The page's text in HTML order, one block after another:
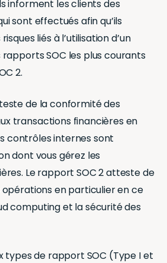
informent les clients des
sont effectués afin qu’ils
liés à l’utilisation d’un
SOC les plus courants
2.
de la conformité des
transactions financières en
contrôles internes sont
dont vous gérez les
Le rapport SOC 2 atteste de
en particulier en ce
computing et la sécurité des
types de rapport SOC (Type I et